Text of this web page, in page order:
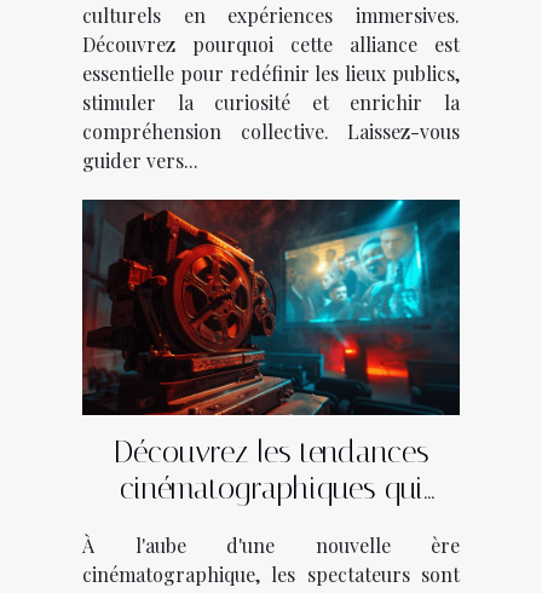
culturels en expériences immersives.
Découvrez pourquoi cette alliance est
essentielle pour redéfinir les lieux publics,
stimuler la curiosité et enrichir la
compréhension collective. Laissez-vous
guider vers...
Découvrez les tendances
cinématographiques qui
À l'aube d'une nouvelle ère
cinématographique, les spectateurs sont